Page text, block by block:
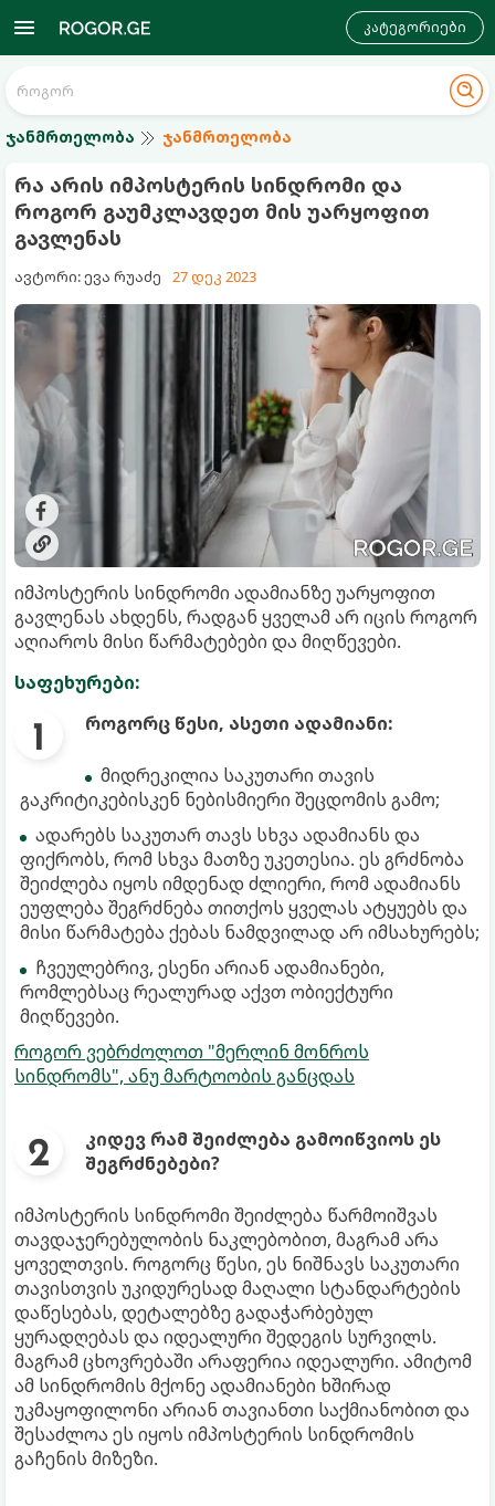
კატეგორიები
ჯანმრთელობა ჯანმრთელობა
რა არის იმპოსტერის სინდრომი და
როგორ გაუმკლავდეთ მის უარყოფით
გავლენას
ავტორი: ევა რუაძე 27 დეკ 2023
იმპოსტერის სინდრომი ადამიანზე უარყოფით
გავლენას ახდენს, რადგან ყველამ არ იცის როგორ
აღიაროს მისი წარმატებები და მიღწევები.
საფეხურები:
როგორც წესი, ასეთი ადამიანი:
მიდრეკილია საკუთარი თავის
გაკრიტიკებისკენ ნებისმიერი შეცდომის გამო;
ადარებს საკუთარ თავს სხვა ადამიანს და
ფიქრობს, რომ სხვა მათზე უკეთესია. ეს გრძნობა
შეიძლება იყოს იმდენად ძლიერი, რომ ადამიანს
ეუფლება შეგრძნება თითქოს ყველას ატყუებს და
მისი წარმატება ქებას ნამდვილად არ იმსახურებს;
ჩვეულებრივ, ესენი არიან ადამიანები,
რომლებსაც რეალურად აქვთ ობიექტური
მიღწევები.
როგორ ვებრძოლოთ "მერლინ მონროს
სინდრომს", ანუ მარტოობის განცდას
კიდევ რამ შეიძლება გამოიწვიოს ეს
შეგრძნებები?
იმპოსტერის სინდრომი შეიძლება წარმოიშვას
თავდაჯერებულობის ნაკლებობით, მაგრამ არა
ყოველთვის. როგორც წესი, ეს ნიშნავს საკუთარი
თავისთვის უკიდურესად მაღალი სტანდარტების
დაწესებას, დეტალებზე გადაჭარბებულ
ყურადღებას და იდეალური შედეგის სურვილს.
მაგრამ ცხოვრებაში არაფერია იდეალური. ამიტომ
ამ სინდრომის მქონე ადამიანები ხშირად
უკმაყოფილონი არიან თავიანთი საქმიანობით და
შესაძლოა ეს იყოს იმპოსტერის სინდრომის
გაჩენის მიზეზი.